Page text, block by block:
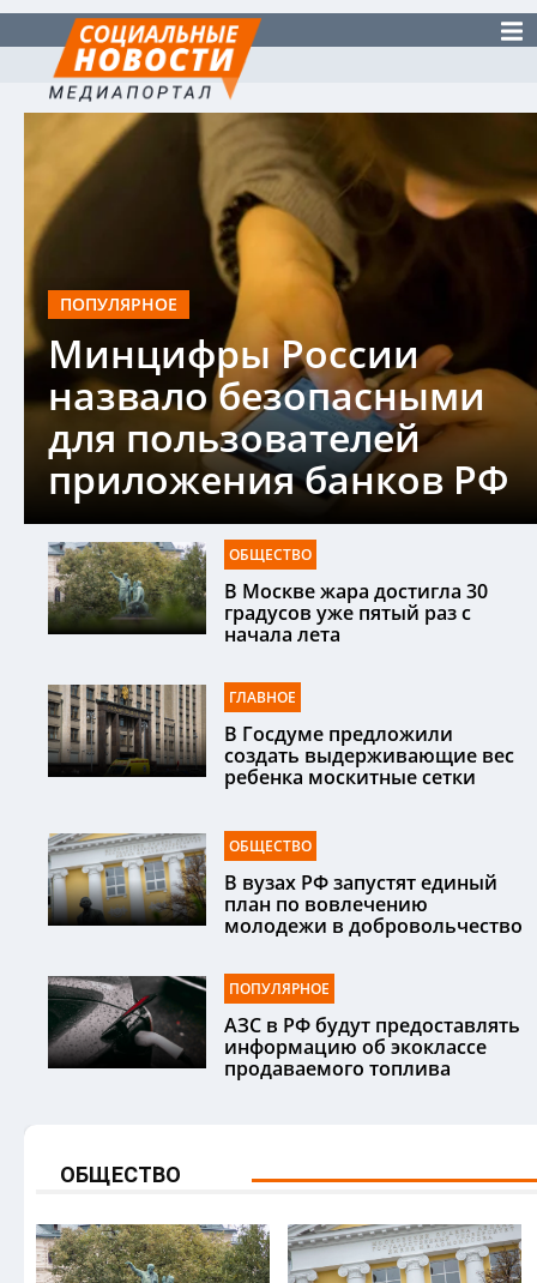
ПОПУЛЯРНОЕ
Минцифры России
назвало безопасными
для пользователей
приложения банков РФ
ОБЩЕСТВО
В Москве жара достигла 30
градусов уже пятый раз с
начала лета
ГЛАВНОЕ
В Госдуме предложили
создать выдерживающие вес
ребенка москитные сетки
ОБЩЕСТВО
В вузах РФ запустят единый
план по вовлечению
молодежи в добровольчество
ПОПУЛЯРНОЕ
АЗС в РФ будут предоставлять
информацию об экоклассе
продаваемого топлива
ОБЩЕСТВО